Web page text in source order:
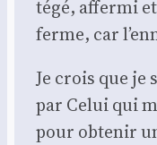
té­gé, affer­mi
ferme, car
Je crois que je
par Celui qui
pour obte­nir